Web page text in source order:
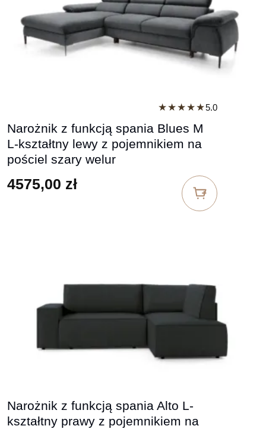
★★★★★5.0
Narożnik z funkcją spania Blues M
L-kształtny lewy z pojemnikiem na
pościel szary welur
4575,00 zł
Narożnik z funkcją spania Alto L-
kształtny prawy z pojemnikiem na